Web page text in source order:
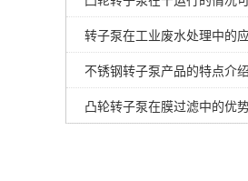
转子泵在工业废水处理中的
不锈钢转子泵产品的特点介绍
凸轮转子泵在膜过滤中的优